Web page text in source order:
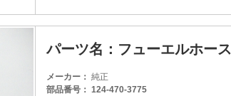
パーツ名：フューエルホー
メーカー： 純正
部品番号： 124-470-3775